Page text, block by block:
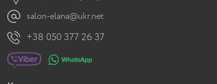
salon-elana@ukr.net
+38 050 377 26 37